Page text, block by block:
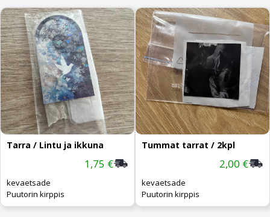
Tarra / Lintu ja ikkuna
1,75 €
kevaetsade
Puutorin kirppis
Tummat tarrat / 2kpl
2,00 €
kevaetsade
Puutorin kirppis